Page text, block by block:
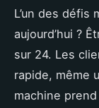
L’un des défis
aujourd’hui ?
sur 24. Les
rapide, même
machine